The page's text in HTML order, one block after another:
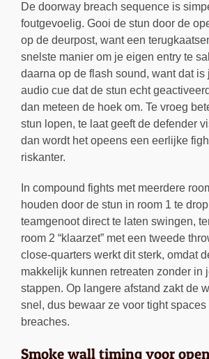
De doorway breach sequence is
foutgevoelig. Gooi de stun door de
op de deurpost, want een
snelste manier om je eigen entry te
daarna op de flash sound, want dat is
audio cue dat de stun echt
dan meteen de hoek om. Te vroeg
stun lopen, te laat geeft de defender
dan wordt het opeens een eerlijke
riskanter.
In compound fights met meerdere
houden door de stun in room 1 te
teamgenoot direct te laten swingen,
room 2 “klaarzet” met een tweede
close-quarters werkt dit sterk, omdat
makkelijk kunnen retreaten zonder in
stappen. Op langere afstand zakt de
snel, dus bewaar ze voor tight spaces
breaches.
Smoke wall timing voor